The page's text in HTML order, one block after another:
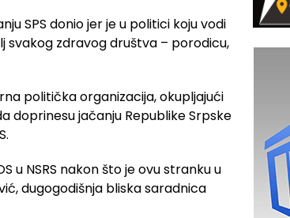
SPS donio jer je u politici koju vodi
svakog zdravog društva – porodicu,
politička organizacija, okupljajući
doprinesu jačanju Republike Srpske
u NSRS nakon što je ovu stranku u
dugogodišnja bliska saradnica